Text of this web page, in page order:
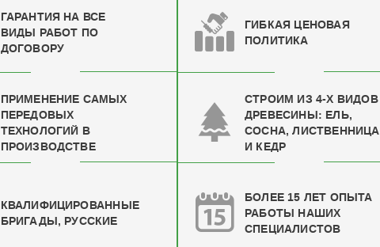
ГАРАНТИЯ НА ВСЕ
ВИДЫ РАБОТ ПО
ДОГОВОРУ
ГИБКАЯ ЦЕНОВАЯ
ПОЛИТИКА
ПРИМЕНЕНИЕ САМЫХ
ПЕРЕДОВЫХ
ТЕХНОЛОГИЙ В
ПРОИЗВОДСТВЕ
СТРОИМ ИЗ 4-Х ВИДОВ
ДРЕВЕСИНЫ: ЕЛЬ,
СОСНА, ЛИСТВЕННИЦА
И КЕДР
КВАЛИФИЦИРОВАННЫЕ
БРИГАДЫ, РУССКИЕ
БОЛЕЕ 15 ЛЕТ ОПЫТА
РАБОТЫ НАШИХ
СПЕЦИАЛИСТОВ